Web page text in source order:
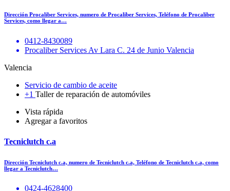
Dirección Procaliber Services, numero de Procaliber Services, Teléfono de Procaliber
Services, como llegar a…
0412-8430089
Procaliber Services Av Lara C. 24 de Junio Valencia
Valencia
Servicio de cambio de aceite
+1 Taller de reparación de automóviles
Vista rápida
Agregar a favoritos
Tecniclutch c.a
Dirección Tecniclutch c.a, numero de Tecniclutch c.a, Teléfono de Tecniclutch c.a, como
llegar a Tecniclutch…
0424-4628400